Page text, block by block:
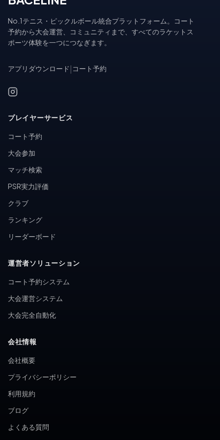
No.1テニス・ピックルボール統合プラットフォーム。コート
予約から大会運営、コミュニティまで、すべてのラケットス
ポーツ体験を一つにつなぎます。
アプリダウンロード コート予約
プレイヤーサービス
コート予約
大会参加
マッチ検索
PSR実力評価
クラブ
ランキング
リーダーボード
運営者ソリューション
コート予約システム
大会運営システム
大会完全自動化
会社情報
会社概要
プライバシーポリシー
利用規約
ブログ
よくある質問